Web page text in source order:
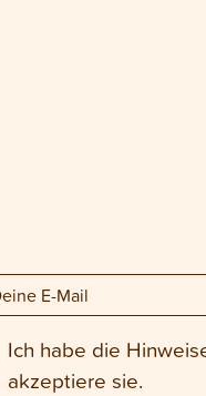
Ich habe die
akzeptiere sie.